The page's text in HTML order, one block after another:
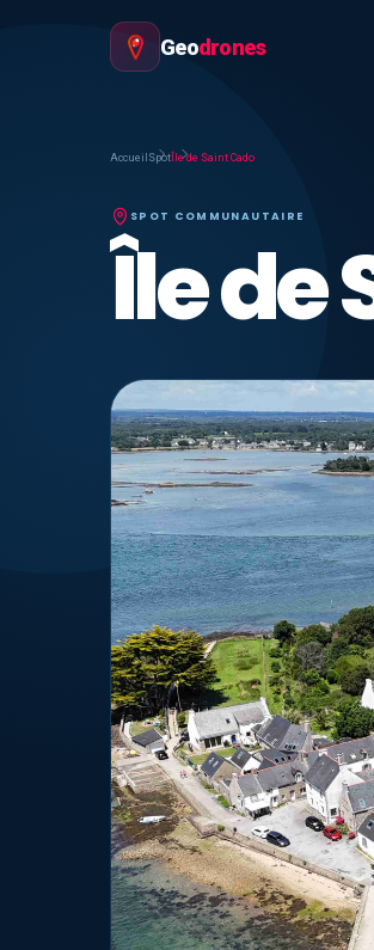
Geodrones
Accueil Spot Île de Saint Cado
SPOT COMMUNAUTAIRE
Île de